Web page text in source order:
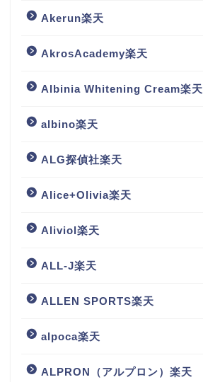
Akerun楽天
AkrosAcademy楽天
Albinia Whitening Cream楽天
albino楽天
ALG探偵社楽天
Alice+Olivia楽天
Aliviol楽天
ALL-J楽天
ALLEN SPORTS楽天
alpoca楽天
ALPRON（アルプロン）楽天